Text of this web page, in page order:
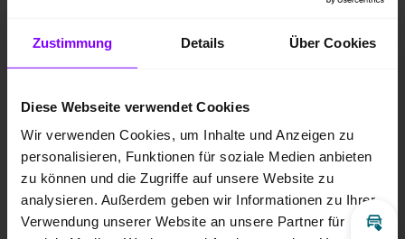
Zustimmung Details Über Cookies
Diese Webseite verwendet Cookies
Wir verwenden Cookies, um Inhalte und Anzeigen zu
personalisieren, Funktionen für soziale Medien anbieten
zu können und die Zugriffe auf unsere Website zu
analysieren. Außerdem geben wir Informationen zu Ihrer
Verwendung unserer Website an unsere Partner für